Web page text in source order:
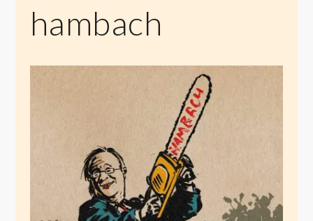
hambach
Hambacher
Kettensägenmassacker